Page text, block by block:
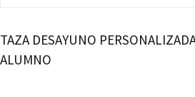
TAZA DESAYUNO
ALUMNO